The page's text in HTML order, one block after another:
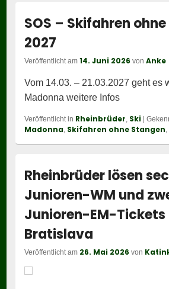
SOS – Skifahren
2027
Veröffentlicht am14. Juni 2026 vonAnke
Vom 14.03. – 21.03.2027 geht es
Madonna weitere Infos
Veröffentlicht in Rheinbrüder, Ski |
Madonna, Skifahren ohne Stangen,
Rheinbrüder lösen
Junioren-WM und
Junioren-EM-Tickets
Bratislava
Veröffentlicht am 26. Mai 2026 von